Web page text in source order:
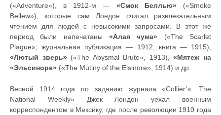
(«Adventure»), в 1912-м — «Смок Беллью» («Smoke
Bellew»), которые сам Лондон считал развлекательным
чтением для людей с невысокими запросами. В этот же
период были напечатаны «Алая чума» («The Scarlet
Plague»; журнальная публикация — 1912, книга — 1915),
«Лютый зверь» («The Abysmal Brute», 1913),«Мятеж на
«Эльсиноре» («The Mutiny of the Elsinore», 1914) и др.
Весной 1914 года по заданию журнала «Collier’s: The
National Weekly» Джек Лондон уехал военным
корреспондентом в Мексику, где после революции 1910 года